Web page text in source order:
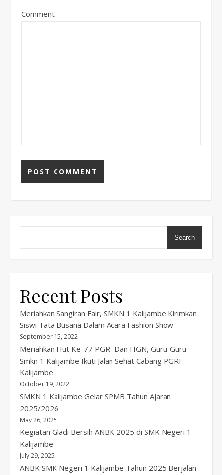
Comment
Search
Recent Posts
Meriahkan Sangiran Fair, SMKN 1 Kalijambe Kirimkan
Siswi Tata Busana Dalam Acara Fashion Show
September 15, 2022
Meriahkan Hut Ke-77 PGRI Dan HGN, Guru-Guru
Smkn 1 Kalijambe Ikuti Jalan Sehat Cabang PGRI
Kalijambe
October 19, 2022
SMKN 1 Kalijambe Gelar SPMB Tahun Ajaran
2025/2026
May 26, 2025
Kegiatan Gladi Bersih ANBK 2025 di SMK Negeri 1
Kalijambe
July 29, 2025
ANBK SMK Negeri 1 Kalijambe Tahun 2025 Berjalan